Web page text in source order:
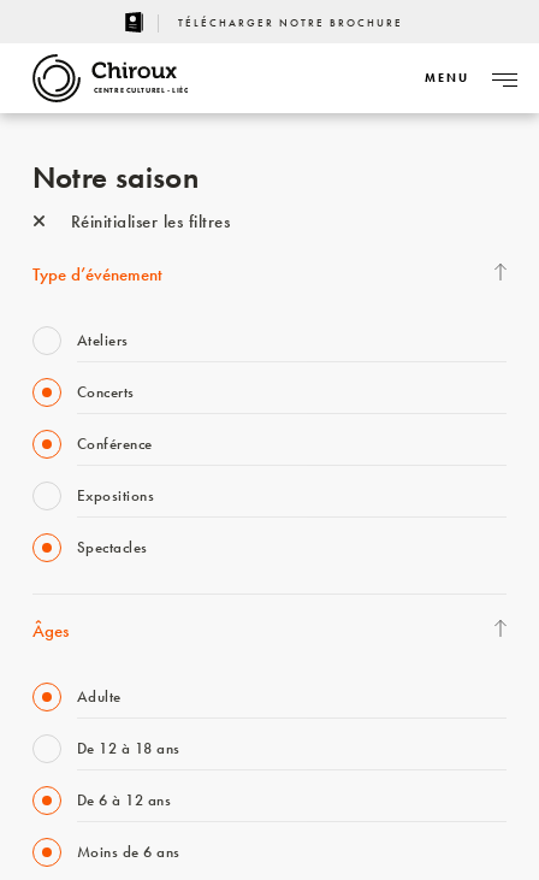
TÉLÉCHARGER NOTRE BROCHURE
CENTRE CULTUREL - LIÈGE
MENU
Notre saison
Réinitialiser les filtres
Type d’événement
Ateliers
Concerts
Conférence
Expositions
Spectacles
Âges
Adulte
De 12 à 18 ans
De 6 à 12 ans
Moins de 6 ans